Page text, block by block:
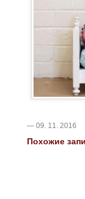
— 09. 11. 2016
Похожие